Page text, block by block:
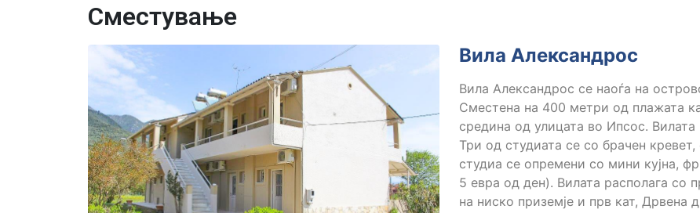
Сместување
Вила Александрос
Вила Александрос се наоѓа на
Сместена на 400 метри од плажата
средина од улицата во Ипсос.
Три од студиата се со брачен
студиа се опремени со мини кујна,
5 евра од ден). Вилата располага со
на ниско приземје и прв кат, Дрвена